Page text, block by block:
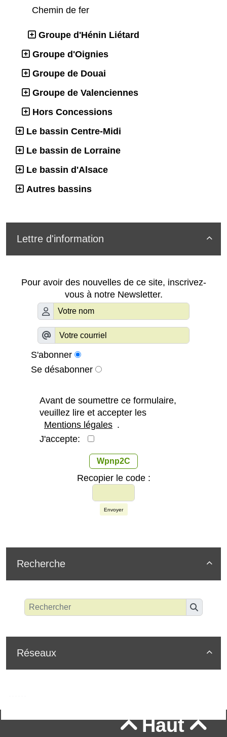
Chemin de fer
Groupe d'Hénin Liétard
Groupe d'Oignies
Groupe de Douai
Groupe de Valenciennes
Hors Concessions
Le bassin Centre-Midi
Le bassin de Lorraine
Le bassin d'Alsace
Autres bassins

Lettre d'information
Pour avoir des nouvelles de ce site, inscrivez-
vous à notre Newsletter.
S'abonner
Se désabonner
Avant de soumettre ce formulaire,
veuillez lire et accepter les
Mentions légales .
J'accepte:
Wpnp2C
Recopier le code :
Envoyer

Recherche

Réseaux
Haut